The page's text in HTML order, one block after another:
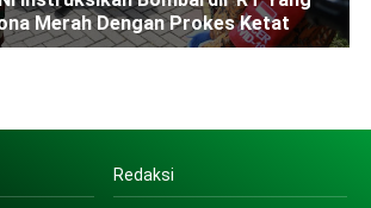
Merah Dengan Prokes Ketat
Redaksi